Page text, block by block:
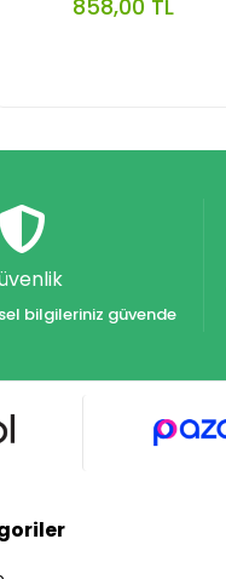
858,00 TL
bilgileriniz güvende